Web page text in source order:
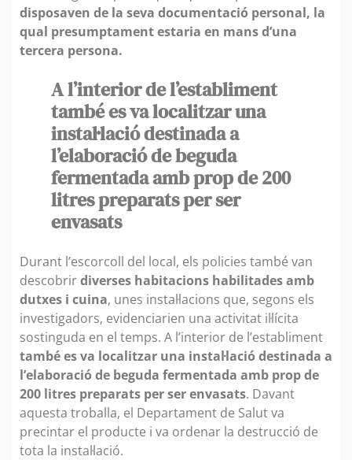
disposaven de la seva documentació personal, la
qual presumptament estaria en mans d’una
tercera persona.
A l’interior de l’establiment
també es va localitzar una
instal·lació destinada a
l’elaboració de beguda
fermentada amb prop de 200
litres preparats per ser
envasats
Durant l’escorcoll del local, els policies també van
descobrirdiverses habitacions habilitades amb
dutxes i cuina, unes instal·lacions que, segons els
investigadors, evidenciarien una activitat il·lícita
sostinguda en el temps. A l’interior de l’establiment
també es va localitzar una instal·lació destinada a
l’elaboració de beguda fermentada amb prop de
200 litres preparats per ser envasats. Davant
aquesta troballa, el Departament de Salut va
precintar el producte i va ordenar la destrucció de
tota la instal·lació.